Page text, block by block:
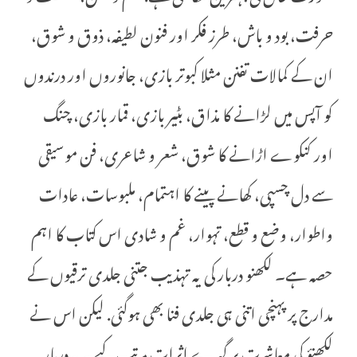
حرفت، بود و باش، طرز فکر اور فنون لطیفہ، ذوق و شوق،
ان کے کمالات تفنن مثلا کبوتر بازی، جانوروں اور درندوں
کو آپس میں لڑانے کا مذاق، بٹیر بازی، قمار بازی، چنگ
اور کنکوے اڑانے کا شوق، شعر و شاعری، فن موسیقی
سے دل چسپی، کھانے پینے کا اہتمام، ملبوسات، عادات
واطوار، وضع و قطع، تہوار، غم و شادی اس کتاب کا اہم
حصہ ہے۔ لکھنو دربار کی یہ تہذیب جتنی جلدی ترقیوں کے
مدارج پر پہنچی اتنی ہی جلدی فنا بھی ہوگئی. لیکن اس نے